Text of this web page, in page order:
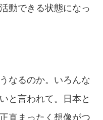
動できる状態になっ
なるのか。いろんな
と言われて。日本と
直まったく想像がつ